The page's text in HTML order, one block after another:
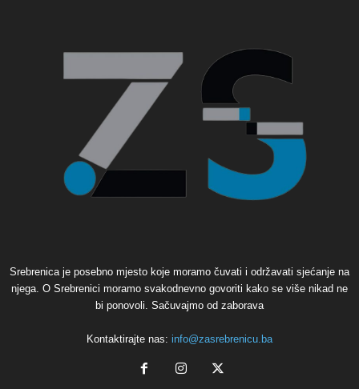
Srebrenica je posebno mjesto koje moramo čuvati i održavati sjećanje na
njega. O Srebrenici moramo svakodnevno govoriti kako se više nikad ne
bi ponovoli. Sačuvajmo od zaborava
Kontaktirajte nas: info@zasrebrenicu.ba